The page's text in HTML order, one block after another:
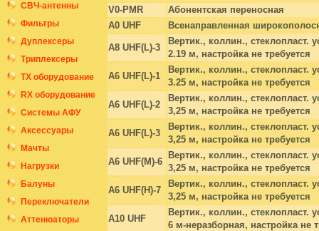
СВЧ-антенны
Фильтры
Дуплексеры
Триплексеры
ТХ оборудование
RX оборудование
Системы АФУ
Аксессуары
Мачты
Нагрузки
Балуны
Переключатели
Аттенюаторы
V0-PMR
Абонентская переносная
A0 UHF
Всенаправленная
A8 UHF(L)-3
Вертик., коллин.,
2.19 м, настройка не требуется
A6 UHF(L)-1
Вертик., коллин.,
3.25 м, настройка не требуется
A6 UHF(L)-2
Вертик., коллин.,
3,25 м, настройка не требуется
A6 UHF(L)-3
Вертик., коллин.,
3,25 м, настройка не требуется
A6 UHF(M)-6
Вертик., коллин.,
3,25 м, настройка не требуется
A6 UHF(H)-7
Вертик., коллин.,
3,25 м, настройка не требуется
A10 UHF
Вертик., коллин.,
6 м-неразборная, настройка не